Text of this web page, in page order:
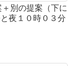
別の提案（下に
夜１０時０３分